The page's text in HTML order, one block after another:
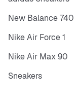
New Balance 740
Nike Air Force 1
Nike Air Max 90
Sneakers